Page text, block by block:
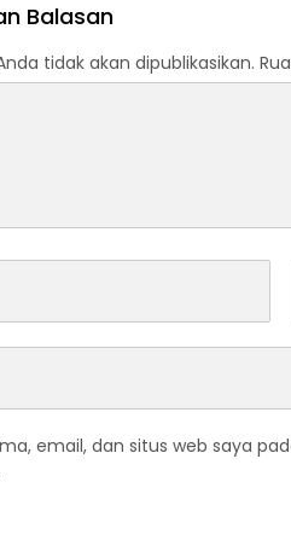
Balasan
tidak akan dipublikasikan.
email, dan situs web saya